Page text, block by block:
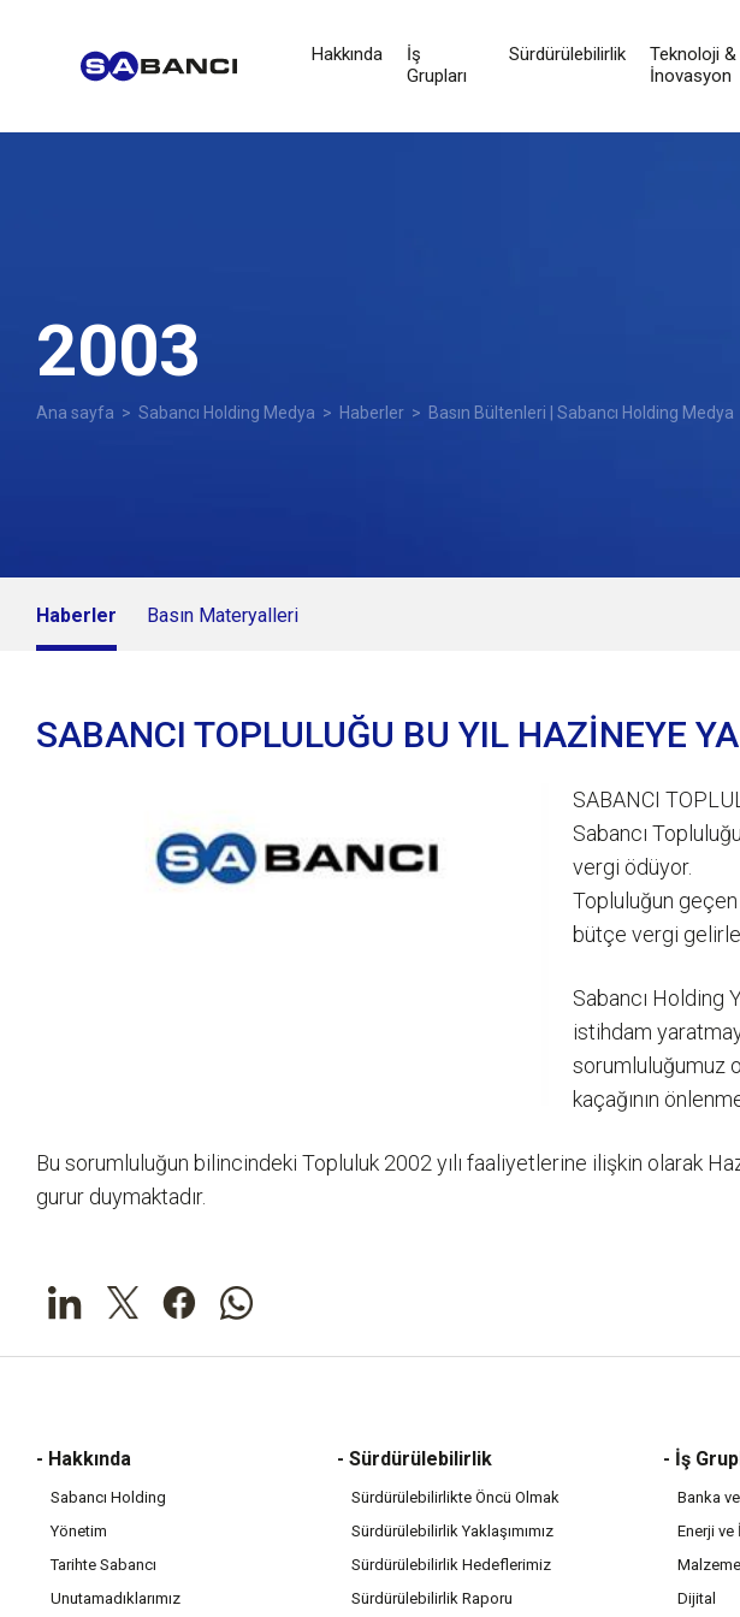
Hakkında
İş
Grupları
Sürdürülebilirlik
Teknoloji &
İnovasyon
2003
Ana sayfa > Sabancı Holding Medya > Haberler > Basın Bültenleri | Sabancı Holding Medya
Haberler Basın Materyalleri
SABANCI TOPLULUĞU BU YIL HAZİNEYE
SABANCI
Sabancı
vergi ödüyor.
Topluluğun
bütçe vergi
Sabancı Holding
istihdam
sorumluluğumuz
kaçağının
Bu sorumluluğun bilincindeki Topluluk 2002 yılı faaliyetlerine ilişkin olarak
gurur duymaktadır.
- Hakkında
Sabancı Holding
Yönetim
Tarihte Sabancı
Unutamadıklarımız
- Sürdürülebilirlik
Sürdürülebilirlikte Öncü Olmak
Sürdürülebilirlik Yaklaşımımız
Sürdürülebilirlik Hedeflerimiz
Sürdürülebilirlik Raporu
- İş
Banka
Enerji
Dijital